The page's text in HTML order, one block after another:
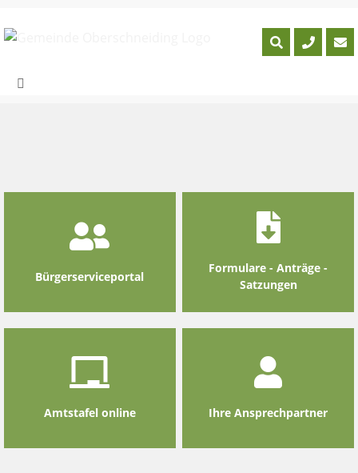
content
Bürgerserviceportal
Formulare - Anträge -
Satzungen
Amtstafel online Ihre Ansprechpartner